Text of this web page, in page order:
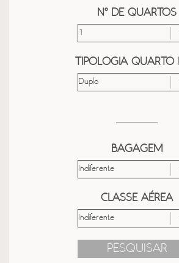
Nº DE QUARTOS
TIPOLOGIA QUARTO
BAGAGEM
CLASSE AÉREA
PESQUISAR